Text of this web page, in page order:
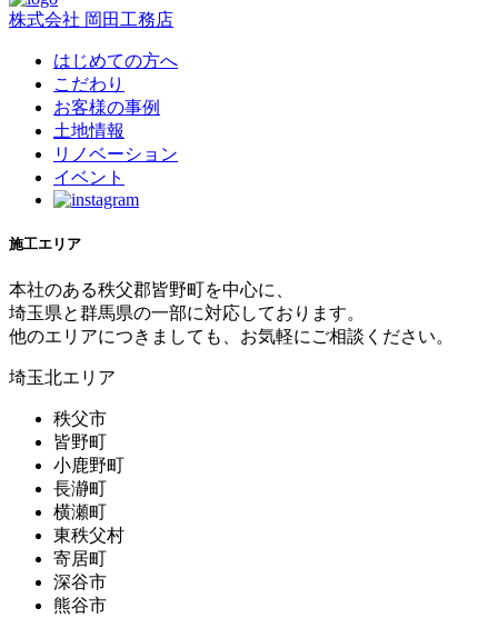
株式会社 岡田工務店
はじめての方へ
こだわり
お客様の事例
土地情報
リノベーション
イベント
施工エリア
本社のある秩父郡皆野町を中心に、
埼玉県と群馬県の一部に対応しております。
他のエリアにつきましても、お気軽にご相談ください。
埼玉北エリア
秩父市
皆野町
小鹿野町
長瀞町
横瀬町
東秩父村
寄居町
深谷市
熊谷市